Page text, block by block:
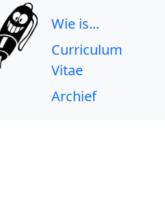
Wie is...
Curriculum
Vitae
Archief